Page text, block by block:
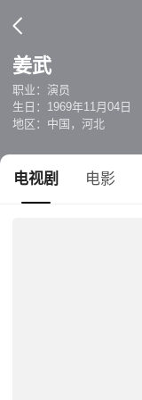
姜武
职业：演员
生日：1969年11月04日
地区：中国，河北
电视剧 电影